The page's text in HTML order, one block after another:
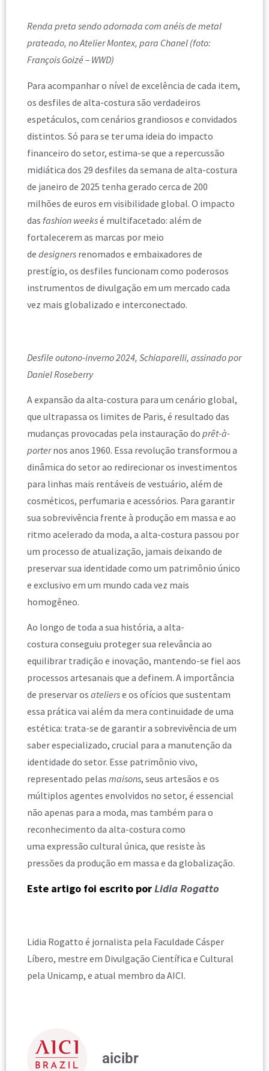
Renda preta sendo adornada com anéis de metal
prateado, no Atelier Montex, para Chanel (foto:
François Goizé – WWD)
Para acompanhar o nível de excelência de cada item,
os desfiles de alta-costura são verdadeiros
espetáculos, com cenários grandiosos e convidados
distintos. Só para se ter uma ideia do impacto
financeiro do setor, estima-se que a repercussão
midiática dos 29 desfiles da semana de alta-costura
de janeiro de 2025 tenha gerado cerca de 200
milhões de euros em visibilidade global. O impacto
das fashion weeksé multifacetado: além de
fortalecerem as marcas por meio
de designers renomados e embaixadores de
prestígio, os desfiles funcionam como poderosos
instrumentos de divulgação em um mercado cada
vez mais globalizado e interconectado.
Desfile outono-inverno 2024, Schiaparelli, assinado por
Daniel Roseberry
A expansão da alta-costura para um cenário global,
que ultrapassa os limites de Paris, é resultado das
mudanças provocadas pela instauração do prêt-à-
porternos anos 1960. Essa revolução transformou a
dinâmica do setor ao redirecionar os investimentos
para linhas mais rentáveis de vestuário, além de
cosméticos, perfumaria e acessórios. Para garantir
sua sobrevivência frente à produção em massa e ao
ritmo acelerado da moda, a alta-costura passou por
um processo de atualização, jamais deixando de
preservar sua identidade como um patrimônio único
e exclusivo em um mundo cada vez mais
homogêneo.
Ao longo de toda a sua história, a alta-
costura conseguiu proteger sua relevância ao
equilibrar tradição e inovação, mantendo-se fiel aos
processos artesanais que a definem. A importância
de preservar os atelierse os ofícios que sustentam
essa prática vai além da mera continuidade de uma
estética: trata-se de garantir a sobrevivência de um
saber especializado, crucial para a manutenção da
identidade do setor. Esse patrimônio vivo,
representado pelas maisons, seus artesãos e os
múltiplos agentes envolvidos no setor, é essencial
não apenas para a moda, mas também para o
reconhecimento da alta-costura como
uma expressão cultural única, que resiste às
pressões da produção em massa e da globalização.
Este artigo foi escrito porLidia Rogatto
Lidia Rogatto é jornalista pela Faculdade Cásper
Líbero, mestre em Divulgação Científica e Cultural
pela Unicamp, e atual membro da AICI.
aicibr